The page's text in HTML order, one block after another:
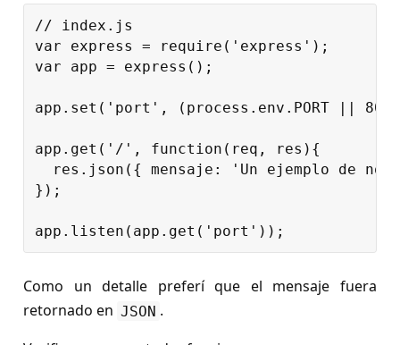
// index.js
var express = require('express');
var app = express();
app.set('port', (process.env.PORT ||
app.get('/', function(req, res){
res.json({ mensaje: 'Un ejemplo de
});
Como un detalle preferí que el mensaje fuera
retornado en JSON .